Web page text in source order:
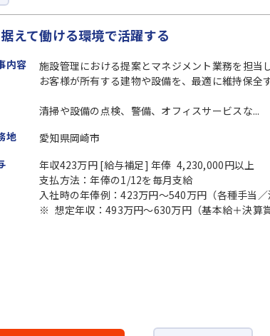
えて働ける環境で活躍する
内容
施設管理における提案とマネジメント業務を担当
お客様が所有する建物や設備を、最適に維持保
清掃や設備の点検、警備、オフィスサービスな...
地
愛知県岡崎市
年収423万円 [給与補足] 年俸 4,230,000円以上
支払方法：年俸の1/12を毎月支給
入社時の年俸例：423万円～540万円（各種手当
※ 想定年収：493万円～630万円（基本給＋決算